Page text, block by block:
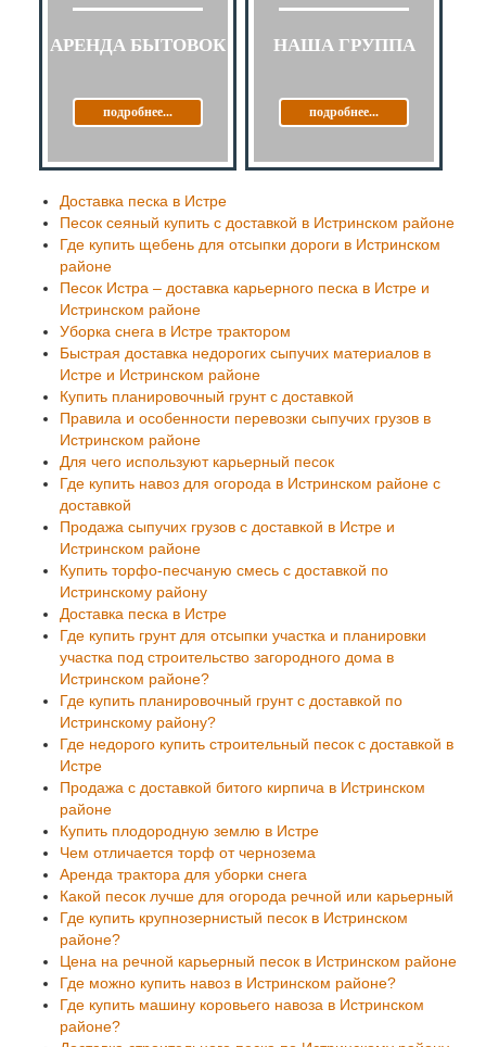
АРЕНДА БЫТОВОК
подробнее...
НАША ГРУППА
подробнее...
Доставка песка в Истре
Песок сеяный купить с доставкой в Истринском районе
Где купить щебень для отсыпки дороги в Истринском
районе
Песок Истра – доставка карьерного песка в Истре и
Истринском районе
Уборка снега в Истре трактором
Быстрая доставка недорогих сыпучих материалов в
Истре и Истринском районе
Купить планировочный грунт с доставкой
Правила и особенности перевозки сыпучих грузов в
Истринском районе
Для чего используют карьерный песок
Где купить навоз для огорода в Истринском районе с
доставкой
Продажа сыпучих грузов с доставкой в Истре и
Истринском районе
Купить торфо-песчаную смесь с доставкой по
Истринскому району
Доставка песка в Истре
Где купить грунт для отсыпки участка и планировки
участка под строительство загородного дома в
Истринском районе?
Где купить планировочный грунт с доставкой по
Истринскому району?
Где недорого купить строительный песок с доставкой в
Истре
Продажа с доставкой битого кирпича в Истринском
районе
Купить плодородную землю в Истре
Чем отличается торф от чернозема
Аренда трактора для уборки снега
Какой песок лучше для огорода речной или карьерный
Где купить крупнозернистый песок в Истринском
районе?
Цена на речной карьерный песок в Истринском районе
Где можно купить навоз в Истринском районе?
Где купить машину коровьего навоза в Истринском
районе?